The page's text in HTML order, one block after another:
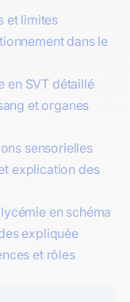
et limites
dans le
en SVT détaillé
et organes
sensorielles
explication des
en schéma
expliquée
et rôles